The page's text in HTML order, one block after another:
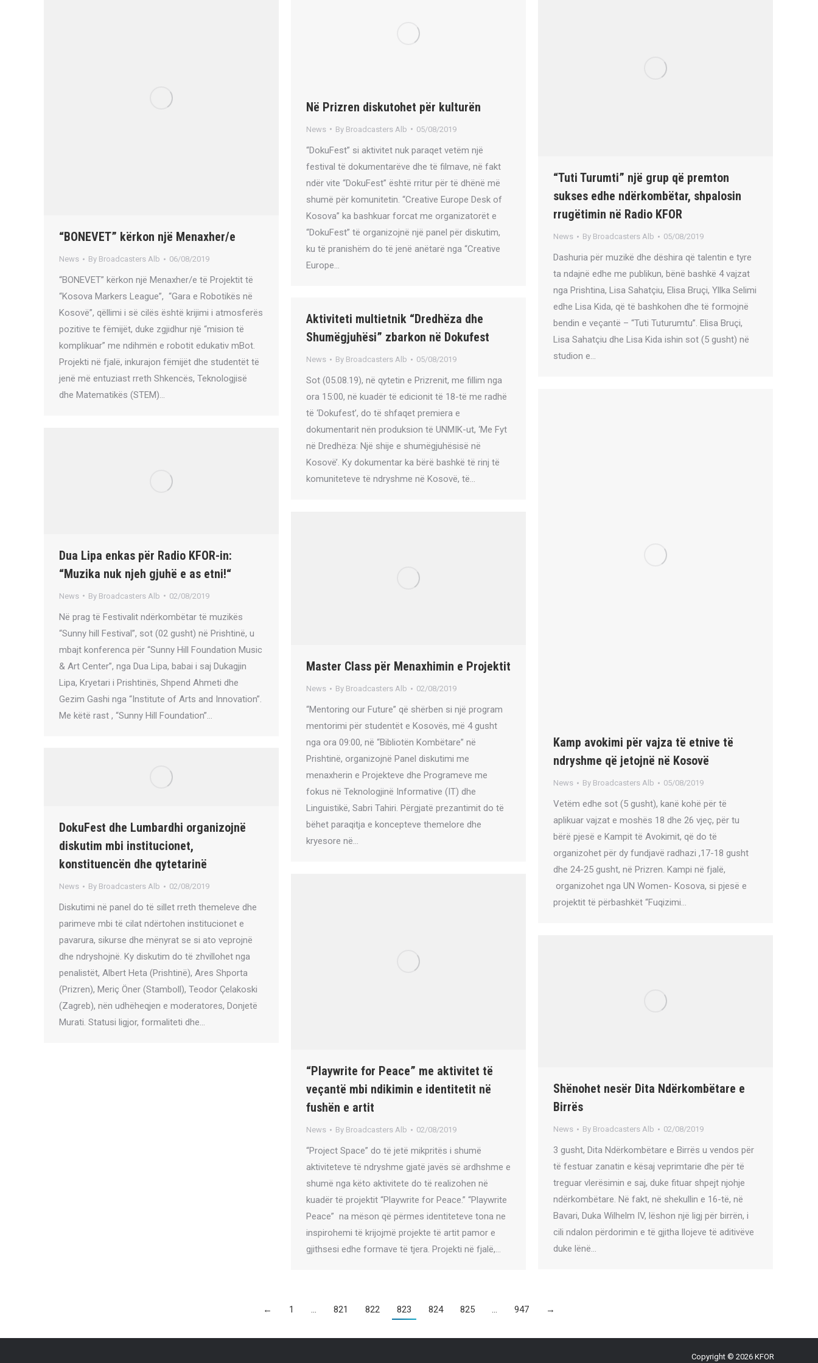
“BONEVET” kërkon një Menaxher/e
News By Broadcasters Alb 06/08/2019
“BONEVET” kërkon një Menaxher/e të Projektit të
“Kosova Markers League”, “Gara e Robotikës në
Kosovë”, qëllimi i së cilës është krijimi i atmosferës
pozitive te fëmijët, duke zgjidhur një “mision të
komplikuar” me ndihmën e robotit edukativ mBot.
Projekti në fjalë, inkurajon fëmijët dhe studentët të
jenë më entuziast rreth Shkencës, Teknologjisë
dhe Matematikës (STEM)…
Në Prizren diskutohet për kulturën
News By Broadcasters Alb 05/08/2019
“DokuFest” si aktivitet nuk paraqet vetëm një
festival të dokumentarëve dhe të filmave, në fakt
ndër vite “DokuFest” është rritur për të dhënë më
shumë për komunitetin. “Creative Europe Desk of
Kosova” ka bashkuar forcat me organizatorët e
“DokuFest” të organizojnë një panel për diskutim,
ku të pranishëm do të jenë anëtarë nga “Creative
Europe…
“Tuti Turumti” një grup që premton
sukses edhe ndërkombëtar, shpalosin
rrugëtimin në Radio KFOR
News By Broadcasters Alb 05/08/2019
Dashuria për muzikë dhe dëshira që talentin e tyre
ta ndajnë edhe me publikun, bënë bashkë 4 vajzat
nga Prishtina, Lisa Sahatçiu, Elisa Bruçi, Yllka Selimi
edhe Lisa Kida, që të bashkohen dhe të formojnë
bendin e veçantë – “Tuti Tuturumtu”. Elisa Bruçi,
Lisa Sahatçiu dhe Lisa Kida ishin sot (5 gusht) në
studion e…
Aktiviteti multietnik “Dredhëza dhe
Shumëgjuhësi” zbarkon në Dokufest
News By Broadcasters Alb 05/08/2019
Sot (05.08.19), në qytetin e Prizrenit, me fillim nga
ora 15:00, në kuadër të edicionit të 18-të me radhë
të ‘Dokufest’, do të shfaqet premiera e
dokumentarit nën produksion të UNMIK-ut, ‘Me Fyt
në Dredhëza: Një shije e shumëgjuhësisë në
Kosovë’. Ky dokumentar ka bërë bashkë të rinj të
komuniteteve të ndryshme në Kosovë, të…
Kamp avokimi për vajza të etnive të
ndryshme që jetojnë në Kosovë
News By Broadcasters Alb 05/08/2019
Vetëm edhe sot (5 gusht), kanë kohë për të
aplikuar vajzat e moshës 18 dhe 26 vjeç, për tu
bërë pjesë e Kampit të Avokimit, që do të
organizohet për dy fundjavë radhazi ,17-18 gusht
dhe 24-25 gusht, në Prizren. Kampi në fjalë,
organizohet nga UN Women- Kosova, si pjesë e
projektit të përbashkët “Fuqizimi…
Dua Lipa enkas për Radio KFOR-in:
“Muzika nuk njeh gjuhë e as etni!“
News By Broadcasters Alb 02/08/2019
Në prag të Festivalit ndërkombëtar të muzikës
“Sunny hill Festival”, sot (02 gusht) në Prishtinë, u
mbajt konferenca për “Sunny Hill Foundation Music
& Art Center”, nga Dua Lipa, babai i saj Dukagjin
Lipa, Kryetari i Prishtinës, Shpend Ahmeti dhe
Gezim Gashi nga “Institute of Arts and Innovation”.
Me këtë rast , “Sunny Hill Foundation”…
Master Class për Menaxhimin e Projektit
News By Broadcasters Alb 02/08/2019
“Mentoring our Future” që shërben si një program
mentorimi për studentët e Kosovës, më 4 gusht
nga ora 09:00, në “Bibliotën Kombëtare” në
Prishtinë, organizojnë Panel diskutimi me
menaxherin e Projekteve dhe Programeve me
fokus në Teknologjinë Informative (IT) dhe
Linguistikë, Sabri Tahiri. Përgjatë prezantimit do të
bëhet paraqitja e koncepteve themelore dhe
kryesore në…
DokuFest dhe Lumbardhi organizojnë
diskutim mbi institucionet,
konstituencën dhe qytetarinë
News By Broadcasters Alb 02/08/2019
Diskutimi në panel do të sillet rreth themeleve dhe
parimeve mbi të cilat ndërtohen institucionet e
pavarura, sikurse dhe mënyrat se si ato veprojnë
dhe ndryshojnë. Ky diskutim do të zhvillohet nga
penalistët, Albert Heta (Prishtinë), Ares Shporta
(Prizren), Meriç Öner (Stamboll), Teodor Çelakoski
(Zagreb), nën udhëheqjen e moderatores, Donjetë
Murati. Statusi ligjor, formaliteti dhe…
“Playwrite for Peace” me aktivitet të
veçantë mbi ndikimin e identitetit në
fushën e artit
News By Broadcasters Alb 02/08/2019
“Project Space” do të jetë mikpritës i shumë
aktiviteteve të ndryshme gjatë javës së ardhshme e
shumë nga këto aktivitete do të realizohen në
kuadër të projektit “Playwrite for Peace.” “Playwrite
Peace” na mëson që përmes identiteteve tona ne
inspirohemi të krijojmë projekte të artit pamor e
gjithsesi edhe formave të tjera. Projekti në fjalë,…
Shënohet nesër Dita Ndërkombëtare e
Birrës
News By Broadcasters Alb 02/08/2019
3 gusht, Dita Ndërkombëtare e Birrës u vendos për
të festuar zanatin e kësaj veprimtarie dhe për të
treguar vlerësimin e saj, duke fituar shpejt njohje
ndërkombëtare. Në fakt, në shekullin e 16-të, në
Bavari, Duka Wilhelm IV, lëshon një ligj për birrën, i
cili ndalon përdorimin e të gjitha llojeve të aditivëve
duke lënë…
← 1 … 821 822 823 824 825 … 947 →
Copyright © 2026 KFOR